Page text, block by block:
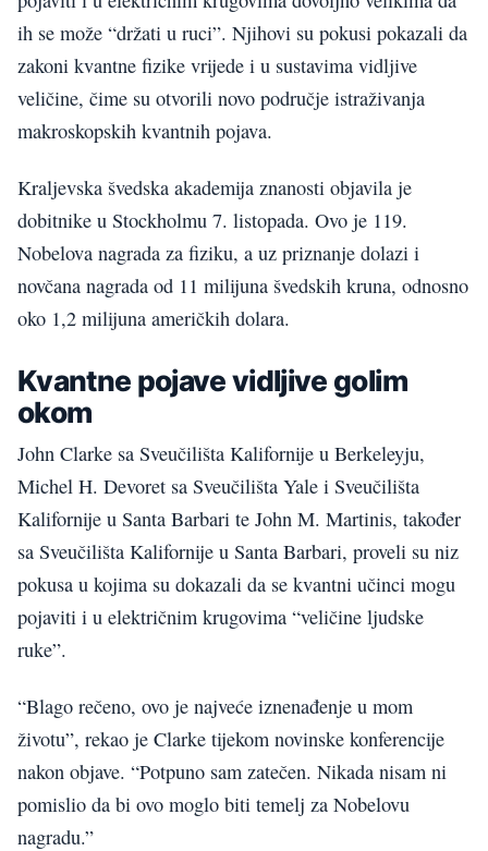
ih se može “držati u ruci”. Njihovi su pokusi pokazali da
zakoni kvantne fizike vrijede i u sustavima vidljive
veličine, čime su otvorili novo područje istraživanja
makroskopskih kvantnih pojava.
Kraljevska švedska akademija znanosti objavila je
dobitnike u Stockholmu 7. listopada. Ovo je 119.
Nobelova nagrada za fiziku, a uz priznanje dolazi i
novčana nagrada od 11 milijuna švedskih kruna, odnosno
oko 1,2 milijuna američkih dolara.
Kvantne pojave vidljive golim
okom
John Clarke sa Sveučilišta Kalifornije u Berkeleyju,
Michel H. Devoret sa Sveučilišta Yale i Sveučilišta
Kalifornije u Santa Barbari te John M. Martinis, također
sa Sveučilišta Kalifornije u Santa Barbari, proveli su niz
pokusa u kojima su dokazali da se kvantni učinci mogu
pojaviti i u električnim krugovima “veličine ljudske
ruke”.
“Blago rečeno, ovo je najveće iznenađenje u mom
životu”, rekao je Clarke tijekom novinske konferencije
nakon objave. “Potpuno sam zatečen. Nikada nisam ni
pomislio da bi ovo moglo biti temelj za Nobelovu
nagradu.”